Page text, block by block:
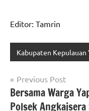
Editor: Tamrin
Kabupaten Kepulauan
Navigasi
pos
Previous Post
Bersama Warga
Polsek